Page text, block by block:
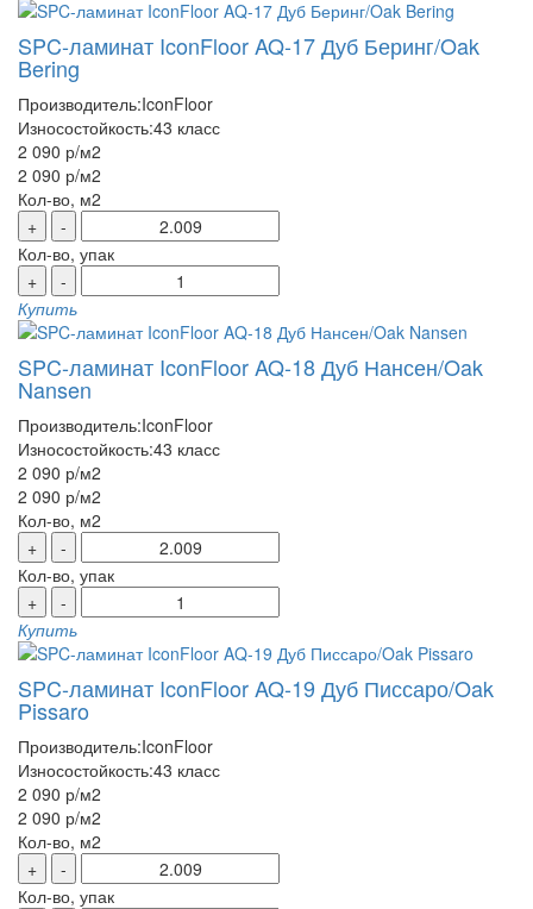
SPC-ламинат IconFloor AQ-17 Дуб Беринг/Oak
Bering
Производитель:IconFloor
Износостойкость:43 класс
2 090 р/м2
2 090 р/м2
Кол-во, м2
+
-
Кол-во, упак
+
-
Купить
SPC-ламинат IconFloor AQ-18 Дуб Нансен/Oak
Nansen
Производитель:IconFloor
Износостойкость:43 класс
2 090 р/м2
2 090 р/м2
Кол-во, м2
+
-
Кол-во, упак
+
-
Купить
SPC-ламинат IconFloor AQ-19 Дуб Писсаро/Oak
Pissaro
Производитель:IconFloor
Износостойкость:43 класс
2 090 р/м2
2 090 р/м2
Кол-во, м2
+
-
Кол-во, упак